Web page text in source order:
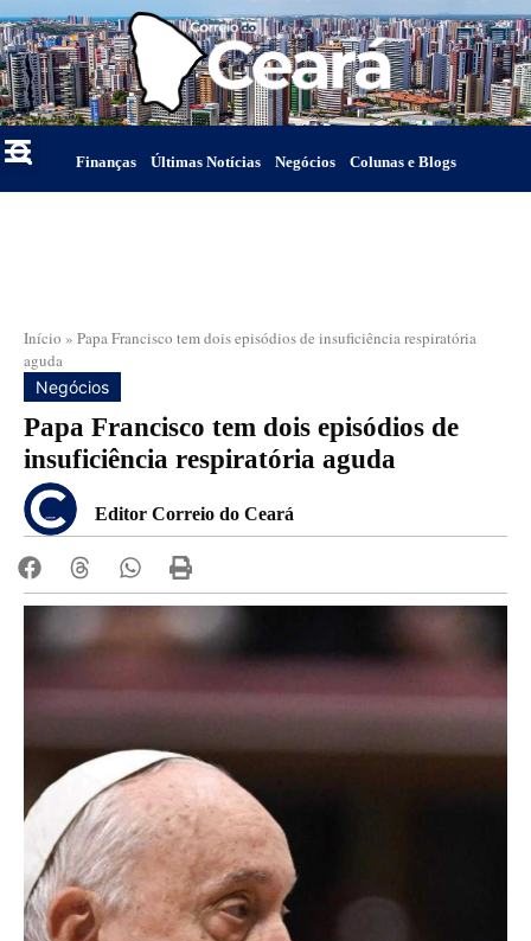
Finanças Últimas Notícias Negócios Colunas e Blogs
Início » Papa Francisco tem dois episódios de insuficiência respiratória
aguda
Negócios
Papa Francisco tem dois episódios de
insuficiência respiratória aguda
Editor Correio do Ceará